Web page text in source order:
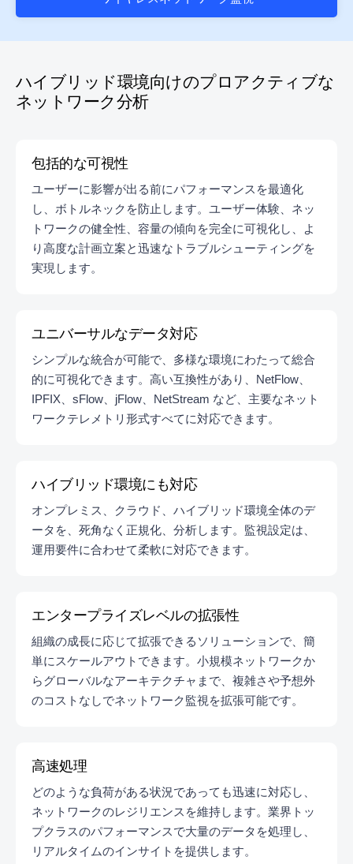
ハイブリッド環境向けのプロアクティブな
ネットワーク分析
包括的な可視性
ユーザーに影響が出る前にパフォーマンスを最適化
し、ボトルネックを防止します。ユーザー体験、ネッ
トワークの健全性、容量の傾向を完全に可視化し、よ
り高度な計画立案と迅速なトラブルシューティングを
実現します。
ユニバーサルなデータ対応
シンプルな統合が可能で、多様な環境にわたって総合
的に可視化できます。高い互換性があり、NetFlow、
IPFIX、sFlow、jFlow、NetStream など、主要なネット
ワークテレメトリ形式すべてに対応できます。
ハイブリッド環境にも対応
オンプレミス、クラウド、ハイブリッド環境全体のデ
ータを、死角なく正規化、分析します。監視設定は、
運用要件に合わせて柔軟に対応できます。
エンタープライズレベルの拡張性
組織の成長に応じて拡張できるソリューションで、簡
単にスケールアウトできます。小規模ネットワークか
らグローバルなアーキテクチャまで、複雑さや予想外
のコストなしでネットワーク監視を拡張可能です。
高速処理
どのような負荷がある状況であっても迅速に対応し、
ネットワークのレジリエンスを維持します。業界トッ
プクラスのパフォーマンスで大量のデータを処理し、
リアルタイムのインサイトを提供します。